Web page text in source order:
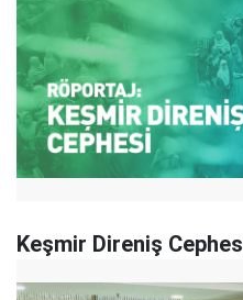
Keşmir Direniş